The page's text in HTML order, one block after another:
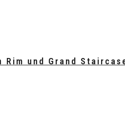
Rim und Grand